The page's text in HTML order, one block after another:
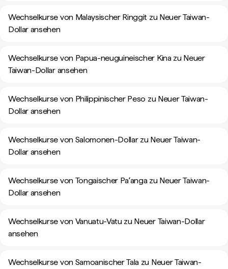
Wechselkurse von Malaysischer Ringgit zu Neuer Taiwan-
Dollar ansehen
Wechselkurse von Papua-neuguineischer Kina zu Neuer
Taiwan-Dollar ansehen
Wechselkurse von Philippinischer Peso zu Neuer Taiwan-
Dollar ansehen
Wechselkurse von Salomonen-Dollar zu Neuer Taiwan-
Dollar ansehen
Wechselkurse von Tongaischer Paʻanga zu Neuer Taiwan-
Dollar ansehen
Wechselkurse von Vanuatu-Vatu zu Neuer Taiwan-Dollar
ansehen
Wechselkurse von Samoanischer Tala zu Neuer Taiwan-